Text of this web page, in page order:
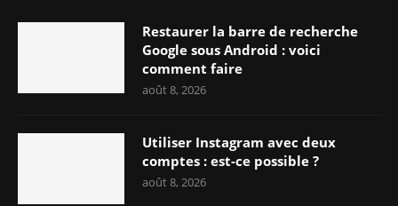
Restaurer la barre de recherche
Google sous Android : voici
comment faire
août 8, 2026
Utiliser Instagram avec deux
comptes : est-ce possible ?
août 8, 2026